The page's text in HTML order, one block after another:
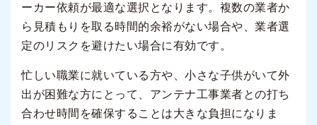
ーカー依頼が最適な選択となります。複数の業者か
ら見積もりを取る時間的余裕がない場合や、業者選
定のリスクを避けたい場合に有効です。
忙しい職業に就いている方や、小さな子供がいて外
出が困難な方にとって、アンテナ工事業者との打ち
合わせ時間を確保することは大きな負担になりま